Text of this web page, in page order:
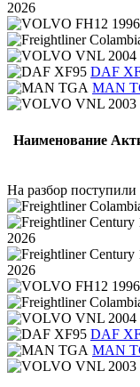
2026
DAF
MAN
Наименование
На разбор поступили
2026
2026
DAF
MAN